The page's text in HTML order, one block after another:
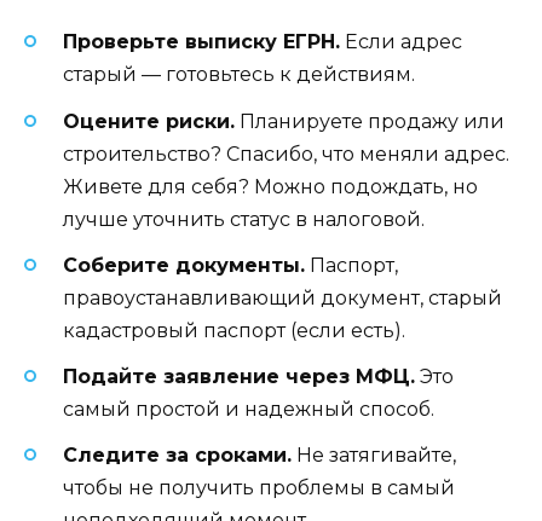
Проверьте выписку ЕГРН. Если адрес
старый — готовьтесь к действиям.
Оцените риски. Планируете продажу или
строительство? Спасибо, что меняли адрес.
Живете для себя? Можно подождать, но
лучше уточнить статус в налоговой.
Соберите документы. Паспорт,
правоустанавливающий документ, старый
кадастровый паспорт (если есть).
Подайте заявление через МФЦ. Это
самый простой и надежный способ.
Следите за сроками. Не затягивайте,
чтобы не получить проблемы в самый